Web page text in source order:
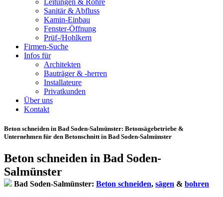
Leitungen & Rohre
Sanitär & Abfluss
Kamin-Einbau
Fenster-Öffnung
Prüf-/Hohlkern
Firmen-Suche
Infos für
Architekten
Bauträger & -herren
Installateure
Privatkunden
Über uns
Kontakt
Beton schneiden in Bad Soden-Salmünster: Betonsägebetriebe &
Unternehmen für den Betonschnitt in Bad Soden-Salmünster
Beton schneiden in Bad Soden-
Salmünster
Bad Soden-Salmünster: Beton schneiden, sägen & bohren